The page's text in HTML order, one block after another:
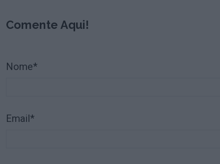
Comente Aqui!
Nome*
Email*